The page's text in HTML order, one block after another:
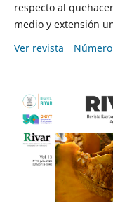
respecto al
medio y extensión
Ver revista